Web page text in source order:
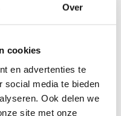
Over
cookies
en advertenties te
social media te bieden
Ook delen we
site met onze
leverbaar.
berekentool:
Berekentool